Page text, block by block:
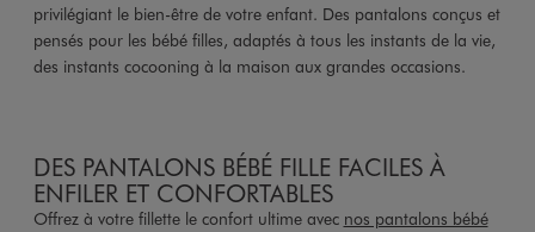
privilégiant le bien-être de votre enfant. Des pantalons conçus et
pensés pour les bébé filles, adaptés à tous les instants de la vie,
des instants cocooning à la maison aux grandes occasions.
DES PANTALONS BÉBÉ FILLE FACILES À
ENFILER ET CONFORTABLES
Offrez à votre fillette le confort ultime avec nos pantalons bébé